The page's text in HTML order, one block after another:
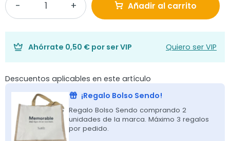
Añadir al carrito
Ahórrate 0,50 € por ser VIP Quiero ser VIP
Descuentos aplicables en este artículo
¡Regalo Bolso Sendo!
Regalo Bolso Sendo comprando 2
unidades de la marca. Máximo 3 regalos
por pedido.